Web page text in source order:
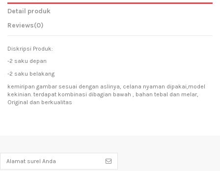
Detail produk
Reviews(0)
Diskripsi Produk:
-2 saku depan
-2 saku belakang
kemiripan gambar sesuai dengan aslinya, celana nyaman dipakai,model
kekinian. terdapat kombinasi dibagian bawah , bahan tebal dan melar,
Original dan berkualitas